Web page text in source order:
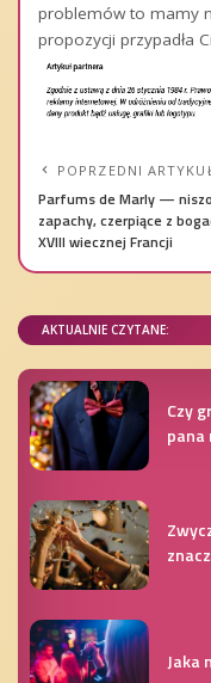
problemów to mamy
propozycji przypadła
POPRZEDNI ARTYKUŁ
Parfums de Marly —
zapachy, czerpiące z
XVIII wiecznej Francji
AKTUALNIE CZYTANE:
Czy
pana
Jaka